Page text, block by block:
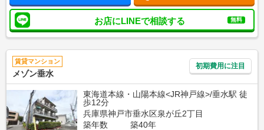
お店にLINEで相談する 無料
賃貸マンション
メゾン垂水
初期費用に注目
東海道本線・山陽本線<JR神戸線>/垂水駅 徒
歩12分
兵庫県神戸市垂水区泉が丘2丁目
築年数
築40年